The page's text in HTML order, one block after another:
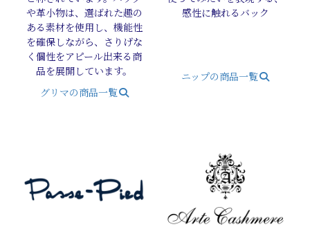
や革小物は、選ばれた趣の
ある素材を使用し、機能性
を確保しながら、さりげな
く個性をアピール出来る商
品を展開しています。
グリマの商品一覧
感性に触れるバック
ニップの商品一覧